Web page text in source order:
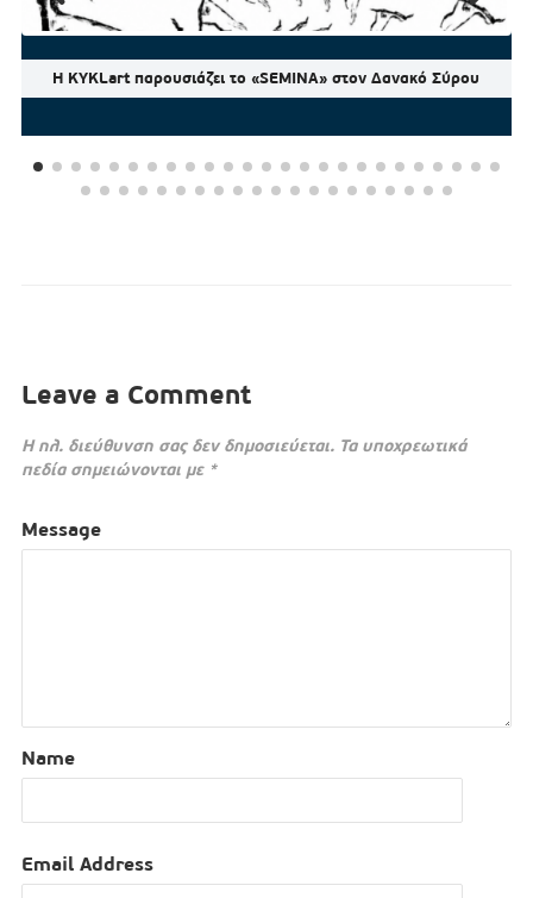
Η KYKLart παρουσιάζει το «SEMINA» στον Δανακό Σύρου
Leave a Comment
Η ηλ. διεύθυνση σας δεν δημοσιεύεται. Τα υποχρεωτικά
πεδία σημειώνονται με *
Message
Name
Email Address